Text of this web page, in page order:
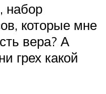
набор
которые мне
вера? А
грех какой